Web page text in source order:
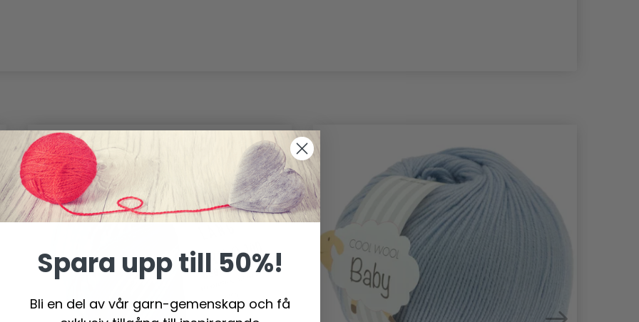
Spara upp till 50%!
Bli en del av vår garn-gemenskap och få